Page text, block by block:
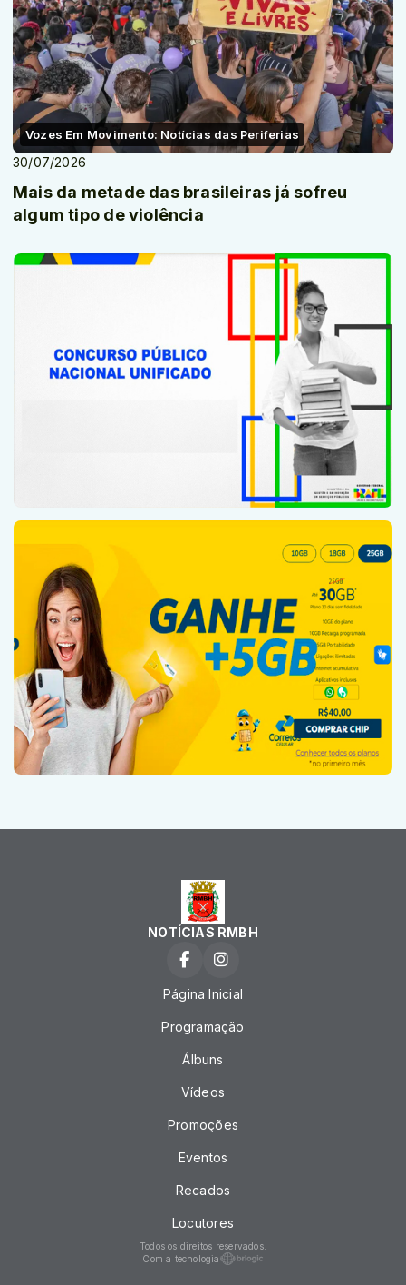
Vozes Em Movimento: Notícias das Periferias
30/07/2026
Mais da metade das brasileiras já sofreu
algum tipo de violência
NOTÍCIAS RMBH
Página Inicial
Programação
Álbuns
Vídeos
Promoções
Eventos
Recados
Locutores
Todos os direitos reservados.
Com a tecnologia